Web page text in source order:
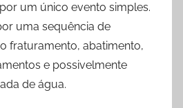
um único evento simples.
uma sequência de
fraturamento, abatimento,
e possivelmente
de água.